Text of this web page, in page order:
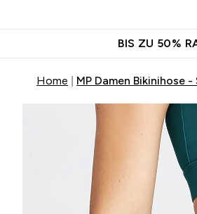
BIS ZU 50%
Home MP Damen Bikinihose -